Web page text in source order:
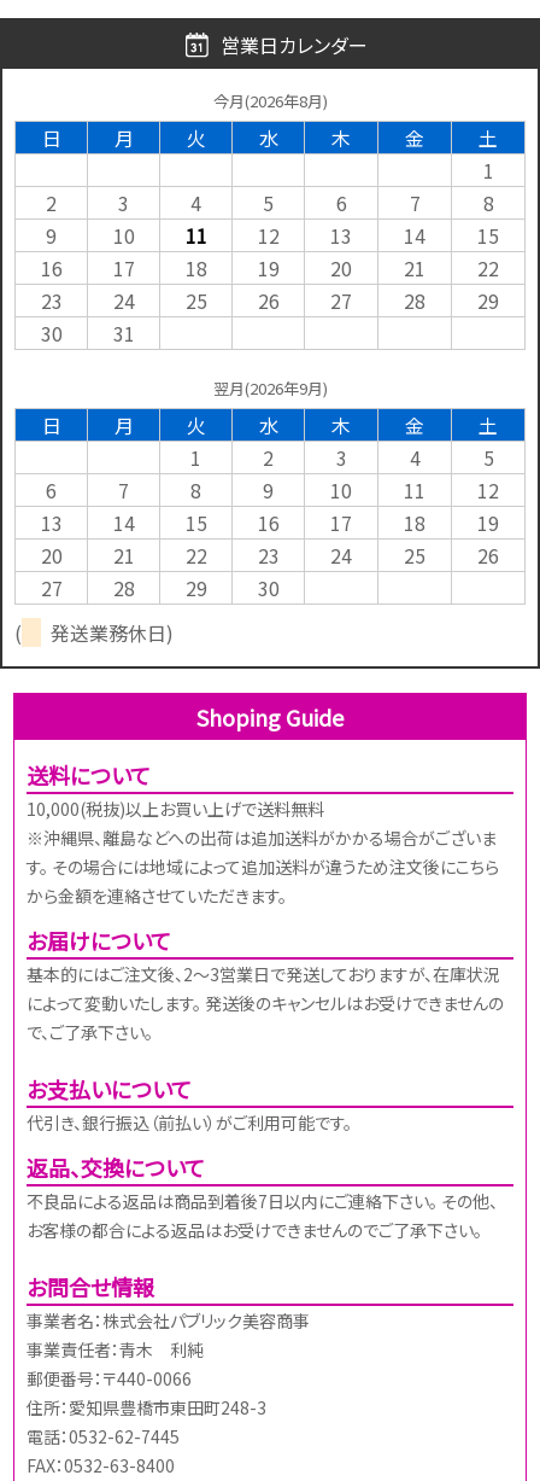
営業日カレンダー
今月(2026年8月)
日 月 火 水 木 金
土
1
2
3 4 5 6 7
8
9
10 11 12 13 14
15
16
17 18 19 20 21
22
23
24 25 26 27 28
29
30
31
翌月(2026年9月)
日 月 火 水 木 金
土
1
2 3 4
5
6
7 8 9 10 11
12
13
14 15 16 17 18
19
20
21 22 23 24 25
26
27
28 29
30
(
発送業務休日)
Shoping Guide
送料について
10,000(税抜)以上お買い上げで送料無料
※沖縄県、離島などへの出荷は追加送料がかかる場合がございま
す。 その場合には地域によって追加送料が違うため注文後にこちら
から金額を連絡させていただきます。
お届けについて
基本的にはご注文後、2～3営業日で発送しておりますが、在庫状況
によって変動いたします。 発送後のキャンセルはお受けできませんの
で、ご了承下さい。
お支払いについて
代引き、銀行振込（前払い）がご利用可能です。
返品、交換について
不良品による返品は商品到着後7日以内にご連絡下さい。 その他、
お客様の都合による返品はお受けできませんのでご了承下さい。
お問合せ情報
事業者名：株式会社パブリック美容商事
事業責任者：青木 利純
郵便番号：〒440-0066
住所：愛知県豊橋市東田町248-3
電話：0532-62-7445
FAX：0532-63-8400